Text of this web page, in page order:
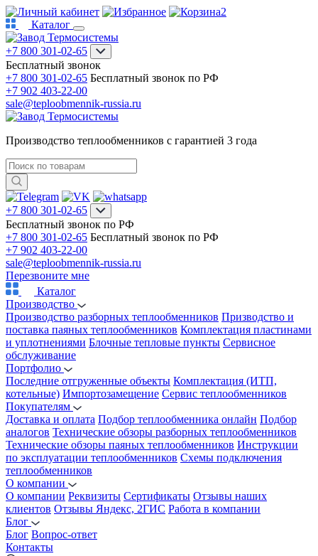
2
Каталог
+7 800 301-02-65
Бесплатный звонок
+7 800 301-02-65 Бесплатный звонок по РФ
+7 902 403-22-00
sale@teploobmennik-russia.ru
Производство теплообменников с гарантией 3 года
+7 800 301-02-65
Бесплатный звонок по РФ
+7 800 301-02-65 Бесплатный звонок по РФ
+7 902 403-22-00
sale@teploobmennik-russia.ru
Перезвоните мне
Каталог
Производство
Производство разборных теплообменников Призводство и
поставка паяных теплообменников Комплектация пластинами
и уплотнениями Блочные тепловые пункты Сервисное
обслуживание
Портфолио
Последние отгруженные объекты Комплектация (ИТП,
котельные) Импортозамещение Сервис теплообменников
Покупателям
Доставка и оплата Подбор теплообменника онлайн Подбор
аналогов Технические обзоры разборных теплообменников
Технические обзоры паяных теплообменников Инструкции
по эксплуатации теплообменников Схемы подключения
теплообменников
О компании
О компании Реквизиты Сертификаты Отзывы наших
клиентов Отзывы Яндекс, 2ГИС Работа в компании
Блог
Блог Вопрос-ответ
Контакты